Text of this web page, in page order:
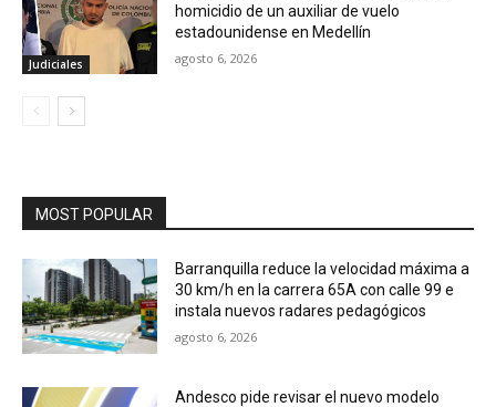
Judiciales
homicidio de un auxiliar de vuelo
estadounidense en Medellín
agosto 6, 2026
MOST POPULAR
Barranquilla reduce la velocidad máxima a
30 km/h en la carrera 65A con calle 99 e
instala nuevos radares pedagógicos
agosto 6, 2026
Andesco pide revisar el nuevo modelo